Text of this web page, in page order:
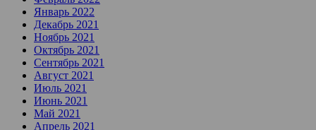
Январь 2022
Декабрь 2021
Ноябрь 2021
Октябрь 2021
Сентябрь 2021
Август 2021
Июль 2021
Июнь 2021
Май 2021
Апрель 2021